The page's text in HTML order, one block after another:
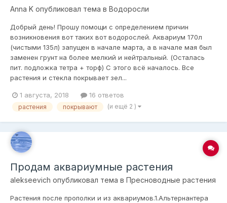
Anna K опубликовал тема в Водоросли
Добрый день! Прошу помощи с определением причин
возникновения вот таких вот водорослей. Аквариум 170л
(чистыми 135л) запущен в начале марта, а в начале мая был
заменен грунт на более мелкий и нейтральный. (Осталась
пит. подложка тетра + торф) С этого всё началось. Все
растения и стекла покрывает зел...
1 августа, 2018 16 ответов
растения покрывают (и ещё 2 )
Продам аквариумные растения
alekseevich опубликовал тема в Пресноводные растения
Растения после прополки и из аквариумов.1.Альтернантера